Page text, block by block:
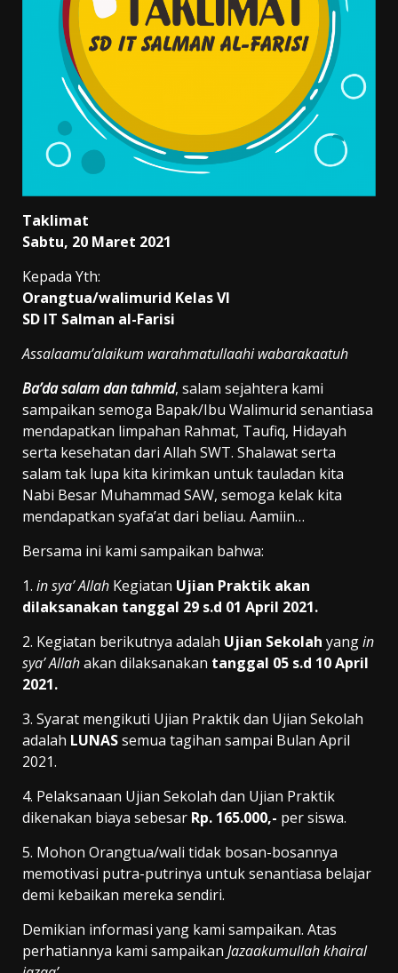
Taklimat
Sabtu, 20 Maret 2021
Kepada Yth:
Orangtua/walimurid Kelas VI
SD IT Salman al-Farisi
Assalaamu’alaikum warahmatullaahi wabarakaatuh
Ba’da salam dan tahmid, salam sejahtera kami
sampaikan semoga Bapak/Ibu Walimurid senantiasa
mendapatkan limpahan Rahmat, Taufiq, Hidayah
serta kesehatan dari Allah SWT. Shalawat serta
salam tak lupa kita kirimkan untuk tauladan kita
Nabi Besar Muhammad SAW, semoga kelak kita
mendapatkan syafa’at dari beliau. Aamiin…
Bersama ini kami sampaikan bahwa:
1. in sya’ Allah Kegiatan Ujian Praktik akan
dilaksanakan tanggal 29 s.d 01 April 2021.
2. Kegiatan berikutnya adalah Ujian Sekolah yangin
sya’ Allahakan dilaksanakan tanggal 05 s.d 10 April
2021.
3. Syarat mengikuti Ujian Praktik dan Ujian Sekolah
adalah LUNASsemua tagihan sampai Bulan April
2021.
4. Pelaksanaan Ujian Sekolah dan Ujian Praktik
dikenakan biaya sebesar Rp. 165.000,- per siswa.
5. Mohon Orangtua/wali tidak bosan-bosannya
memotivasi putra-putrinya untuk senantiasa belajar
demi kebaikan mereka sendiri.
Demikian informasi yang kami sampaikan. Atas
perhatiannya kami sampaikan Jazaakumullah khairal